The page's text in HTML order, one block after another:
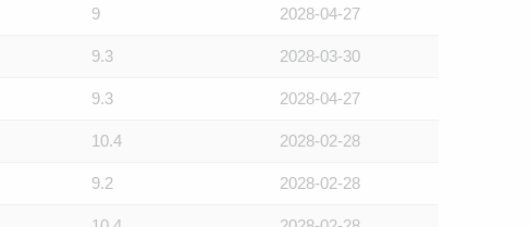
9 2028-04-27
9.3 2028-03-30
9.3 2028-04-27
10.4 2028-02-28
9.2 2028-02-28